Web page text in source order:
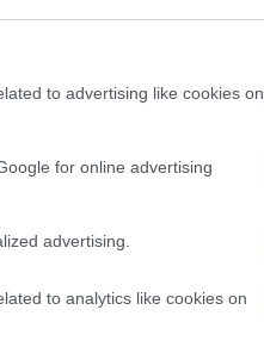
to advertising like cookies on
for online advertising
advertising.
to analytics like cookies on